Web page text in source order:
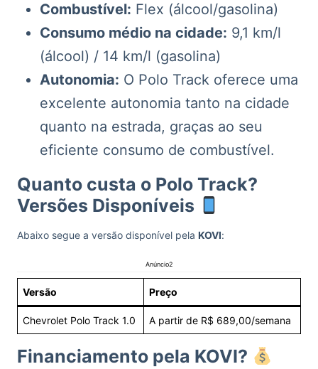
Combustível: Flex (álcool/gasolina)
Consumo médio na cidade: 9,1 km/l
(álcool) / 14 km/l (gasolina)
Autonomia: O Polo Track oferece uma
excelente autonomia tanto na cidade
quanto na estrada, graças ao seu
eficiente consumo de combustível.
Quanto custa o Polo Track?
Versões Disponíveis
Abaixo segue a versão disponível pela KOVI:
Anúncio2
Versão Preço
Chevrolet Polo Track 1.0 A partir de R$ 689,00/semana
Financiamento pela KOVI?